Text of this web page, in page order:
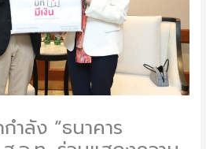
ำลัง “ธนาคาร